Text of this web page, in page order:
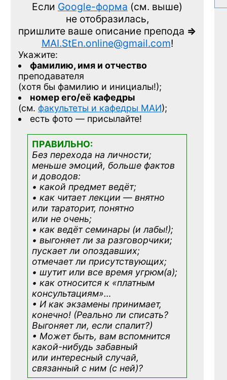
Если Google-форма (см. выше)
не отобразилась,
пришлите ваше описание препода =>
MAI.StEn.online@gmail.com!
Укажите:
фамилию, имя и отчество
преподавателя
(хотя бы фамилию и инициалы!);
номер его/её кафедры
(см. факультеты и кафедры МАИ);
есть фото — присылайте!
ПРАВИЛЬНО:
Без перехода на личности;
меньше эмоций, больше фактов
и доводов:
• какой предмет ведёт;
• как читает лекции — внятно
или тараторит, понятно
или не очень;
• как ведёт семинары (и лабы!);
• выгоняет ли за разговорчики;
пускает ли опоздавших;
отмечает ли присутствующих;
• шутит или все время угрюм(а);
• как относится к «платным
консультациям»…
• И как экзамены принимает,
конечно! (Реально ли списать?
Выгоняет ли, если спалит?)
• Может быть, вам вспомнится
какой-нибудь забавный
или интересный случай,
связанный с ним (с ней)?